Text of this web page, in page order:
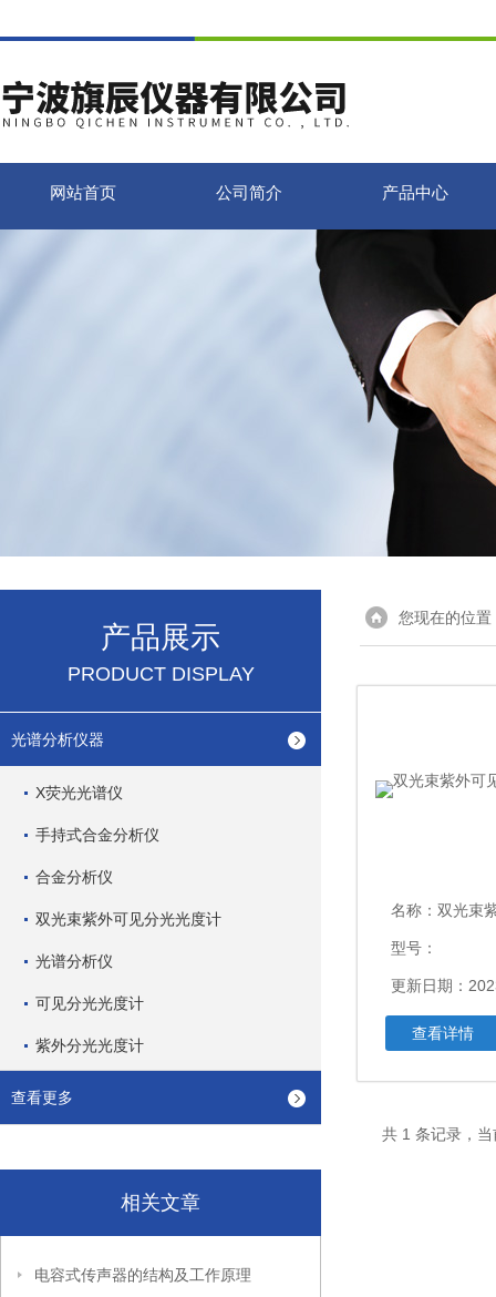
网站首页 公司简介 产品中心
产品展示
PRODUCT DISPLAY
光谱分析仪器
X荧光光谱仪
手持式合金分析仪
合金分析仪
双光束紫外可见分光光度计
光谱分析仪
可见分光光度计
紫外分光光度计
查看更多
相关文章
电容式传声器的结构及工作原理
您现在的位置
名称： 双光束紫外
型号：
更新日期：
查看详情
共 1 条记录，